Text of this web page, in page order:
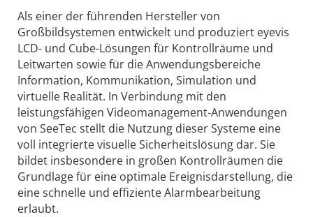
Als einer der führenden Hersteller von
Großbildsystemen entwickelt und produziert eyevis
LCD- und Cube-Lösungen für Kontrollräume und
Leitwarten sowie für die Anwendungsbereiche
Information, Kommunikation, Simulation und
virtuelle Realität. In Verbindung mit den
leistungsfähigen Videomanagement-Anwendungen
von SeeTec stellt die Nutzung dieser Systeme eine
voll integrierte visuelle Sicherheitslösung dar. Sie
bildet insbesondere in großen Kontrollräumen die
Grundlage für eine optimale Ereignisdarstellung, die
eine schnelle und effiziente Alarmbearbeitung
erlaubt.